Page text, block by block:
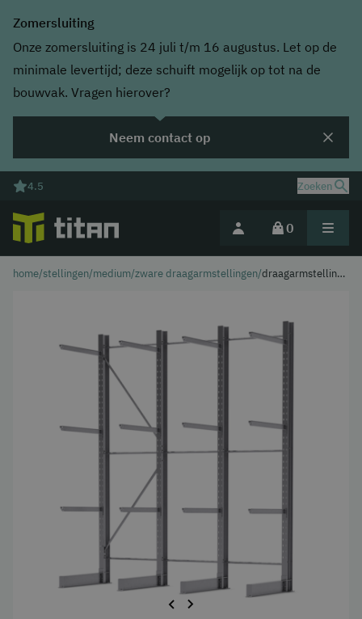
Zomersluiting
Onze zomersluiting is 24 juli t/m 16 augustus. Let op de
minimale levertijd; deze schuift mogelijk op tot na de
bouwvak. Vragen hierover?
Neem contact op
4.5 Zoeken
0
Deel jouw magazijnuitdaging
home/stellingen/medium/zware draagarmstellingen/draagarmstelling
arm 3x 1000mm |
lengte 3000mm |
enkelzijdig